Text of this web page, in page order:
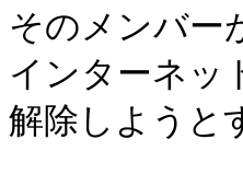
そのメンバー
インターネッ
解除しようと